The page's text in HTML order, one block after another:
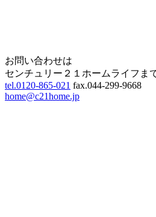
お問い合わせは
センチュリー２１ホームライフま
tel.0120-865-021 fax.044-299-9668
home@c21home.jp